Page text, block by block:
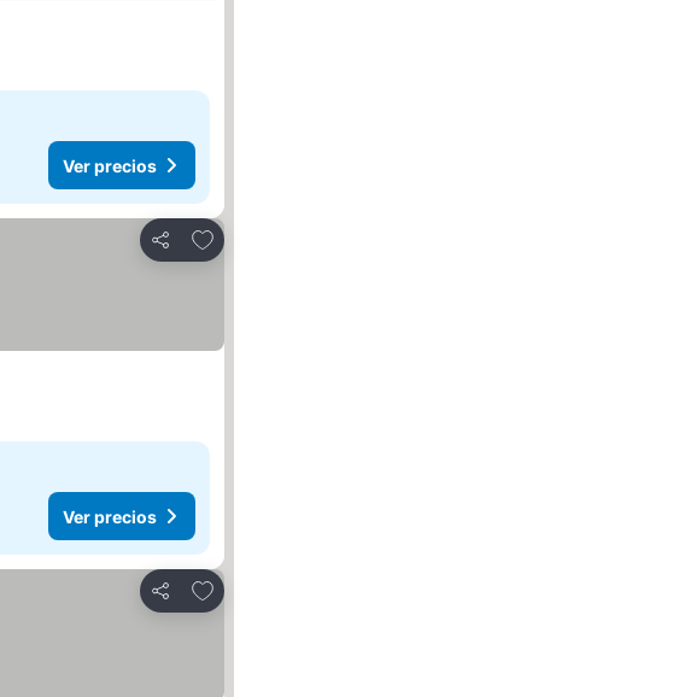
Ver precios
Compartir
Agregar a favoritos
Ver precios
Compartir
Agregar a favoritos